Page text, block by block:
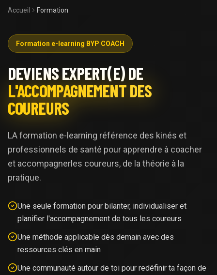
Accueil Formation
Formation e-learning BYP COACH
DEVIENS EXPERT(E) DE
L'ACCOMPAGNEMENT DES
COUREURS
LA formation e-learning référence des kinés et
professionnels de santé pour apprendre à coacher
et accompagnerles coureurs, de la théorie à la
pratique.
Une seule formation pour bilanter, individualiser et
planifier l'accompagnement de tous les coureurs
Une méthode applicable dès demain avec des
ressources clés en main
Une communauté autour de toi pour redéfinir ta façon de